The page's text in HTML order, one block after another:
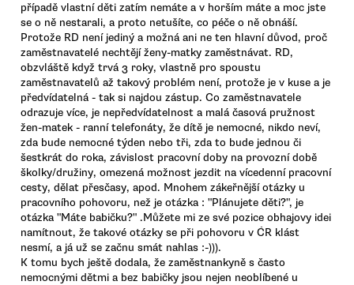
případě vlastní děti zatím nemáte a v horším máte a moc jste
se o ně nestarali, a proto netušíte, co péče o ně obnáší.
Protože RD není jediný a možná ani ne ten hlavní důvod, proč
zaměstnavatelé nechtějí ženy-matky zaměstnávat. RD,
obzvláště když trvá 3 roky, vlastně pro spoustu
zaměstnavatelů až takový problém není, protože je v kuse a je
předvídatelná - tak si najdou zástup. Co zaměstnavatele
odrazuje více, je nepředvídatelnost a malá časová pružnost
žen-matek - ranní telefonáty, že dítě je nemocné, nikdo neví,
zda bude nemocné týden nebo tři, zda to bude jednou či
šestkrát do roka, závislost pracovní doby na provozní době
školky/družiny, omezená možnost jezdit na vícedenní pracovní
cesty, dělat přesčasy, apod. Mnohem zákeřnější otázky u
pracovního pohovoru, než je otázka : "Plánujete děti?", je
otázka "Máte babičku?" .Můžete mi ze své pozice obhajovy idei
namítnout, že takové otázky se při pohovoru v ĆR klást
nesmí, a já už se začnu smát nahlas :-))).
K tomu bych ještě dodala, že zaměstnankyně s často
nemocnými dětmi a bez babičky jsou nejen neoblíbené u